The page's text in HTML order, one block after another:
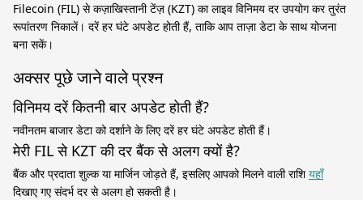
Filecoin (FIL) से कज़ाखिस्तानी टेंज़ (KZT) का लाइव विनिमय दर उपयोग कर तुरंत
रूपांतरण निकालें। दरें हर घंटे अपडेट होती हैं, ताकि आप ताज़ा डेटा के साथ योजना
बना सकें।
अक्सर पूछे जाने वाले प्रश्न
विनिमय दरें कितनी बार अपडेट होती हैं?
नवीनतम बाजार डेटा को दर्शाने के लिए दरें हर घंटे अपडेट होती हैं।
मेरी FIL से KZT की दर बैंक से अलग क्यों है?
बैंक और प्रदाता शुल्क या मार्जिन जोड़ते हैं, इसलिए आपको मिलने वाली राशियहाँ
दिखाए गए संदर्भ दर से अलग हो सकती है।